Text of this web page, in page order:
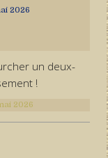
2026
un deux-
!
2026